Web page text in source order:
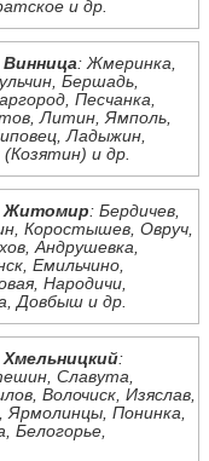
и др.
: Жмеринка,
Бершадь,
Песчанка,
Литин, Ямполь,
Ладыжин,
и др.
Житомир: Бердичев,
Коростышев, Овруч,
Андрушевка,
Емильчино,
Народичи,
Довбыш и др.
:
Славута,
Волочиск, Изяслав,
Ярмолинцы, Понинка,
Белогорье,